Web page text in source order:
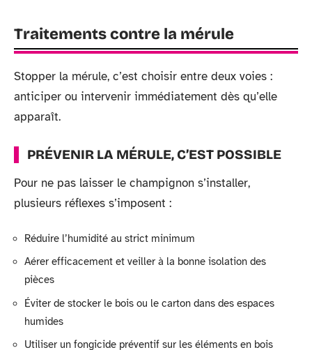
Traitements contre la mérule
Stopper la mérule, c’est choisir entre deux voies :
anticiper ou intervenir immédiatement dès qu’elle
apparaît.
PRÉVENIR LA MÉRULE, C’EST POSSIBLE
Pour ne pas laisser le champignon s’installer,
plusieurs réflexes s’imposent :
Réduire l’humidité au strict minimum
Aérer efficacement et veiller à la bonne isolation des
pièces
Éviter de stocker le bois ou le carton dans des espaces
humides
Utiliser un fongicide préventif sur les éléments en bois